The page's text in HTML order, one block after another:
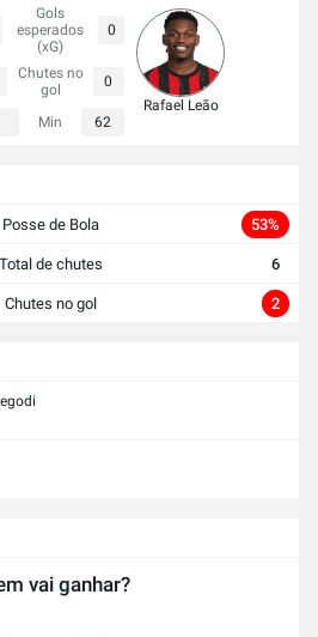
Gols
esperados
(xG)
0
Chutes no
gol
0
Min 62
Rafael Leão
Posse de Bola 53%
Total de chutes 6
Chutes no gol 2
vai ganhar?